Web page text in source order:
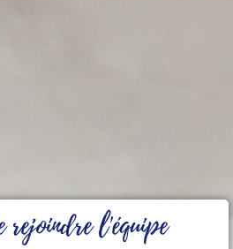
rejoindre l'équipe